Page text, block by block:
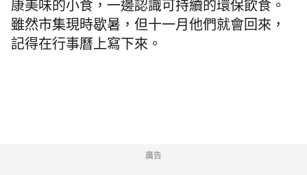
康美味的小食，一邊認識可持續的環保飲食。
雖然市集現時歇暑，但十一月他們就會回來，
記得在行事曆上寫下來。
廣告